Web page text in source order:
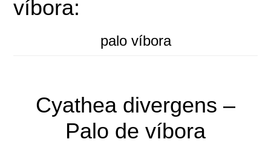
víbora:
palo víbora
Cyathea divergens –
Palo de víbora